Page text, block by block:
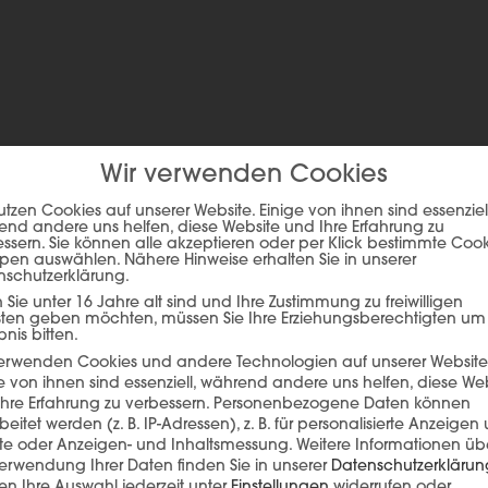
auf den unteren Button, um den Inhalt von player.flipsnack.com
Inhalt laden
Wir verwenden Cookies
Cookies auf unserer Website. Einige von ihnen sind
andere uns helfen, diese Website und Ihre Erfahrung zu
Sie können alle akzeptieren oder per Klick bestimmte
auswählen. Nähere Hinweise erhalten Sie in unserer
Sie unter 16 Jahre alt sind und Ihre Zustimmung zu freiwilligen
geben möchten, müssen Sie Ihre Erziehungsberechtigten um
bitten.
Cookies und andere Technologien auf unserer
von ihnen sind essenziell, während andere uns helfen, diese
Erfahrung zu verbessern. Personenbezogene Daten können
werden (z. B. IP-Adressen), z. B. für personalisierte Anzeigen
oder Anzeigen- und Inhaltsmessung. Weitere Informationen
Ihrer Daten finden Sie in unserer